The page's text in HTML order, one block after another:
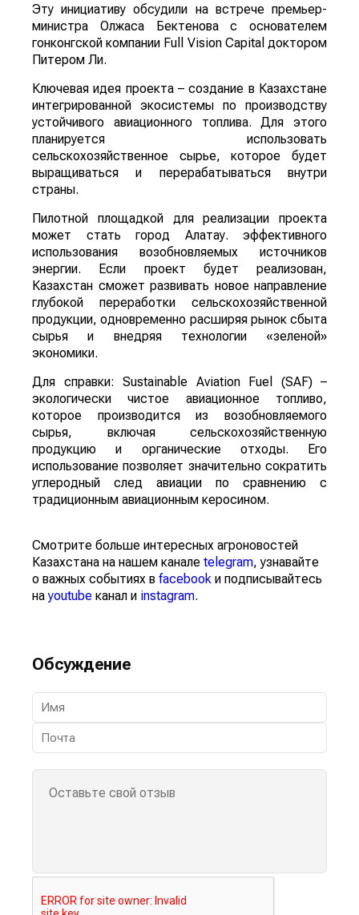
Эту инициативу обсудили на встрече премьер-
министра Олжаса Бектенова с основателем
гонконгской компании Full Vision Capital доктором
Питером Ли.
Ключевая идея проекта – создание в Казахстане
интегрированной экосистемы по производству
устойчивого авиационного топлива. Для этого
планируется использовать
сельскохозяйственное сырье, которое будет
выращиваться и перерабатываться внутри
страны.
Пилотной площадкой для реализации проекта
может стать город Алатау. эффективного
использования возобновляемых источников
энергии. Если проект будет реализован,
Казахстан сможет развивать новое направление
глубокой переработки сельскохозяйственной
продукции, одновременно расширяя рынок сбыта
сырья и внедряя технологии «зеленой»
экономики.
Для справки: Sustainable Aviation Fuel (SAF) –
экологически чистое авиационное топливо,
которое производится из возобновляемого
сырья, включая сельскохозяйственную
продукцию и органические отходы. Его
использование позволяет значительно сократить
углеродный след авиации по сравнению с
традиционным авиационным керосином.
Смотрите больше интересных агроновостей
Казахстана на нашем канале telegram, узнавайте
о важных событиях в facebook и подписывайтесь
наyoutube канал и instagram.
Обсуждение